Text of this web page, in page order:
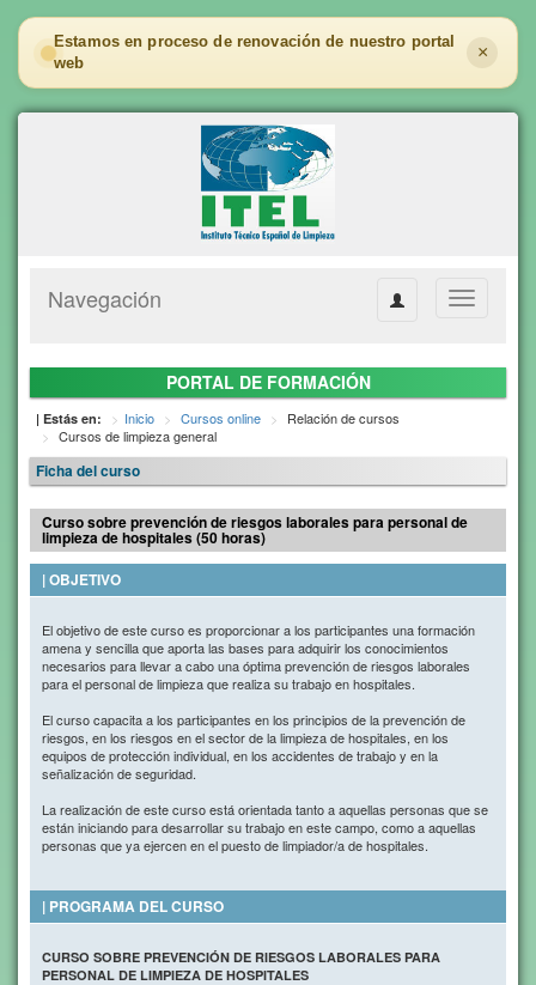
Estamos en proceso de renovación de nuestro portal
web
×
Toggle
Navegación
PORTAL DE FORMACIÓN
| Estás en: Inicio Cursos online
Relación de cursos
Cursos de limpieza general
Ficha del curso
Curso sobre prevención de riesgos laborales para personal de
limpieza de hospitales (50 horas)
| OBJETIVO
El objetivo de este curso es proporcionar a los participantes una formación
amena y sencilla que aporta las bases para adquirir los conocimientos
necesarios para llevar a cabo una óptima prevención de riesgos laborales
para el personal de limpieza que realiza su trabajo en hospitales.
El curso capacita a los participantes en los principios de la prevención de
riesgos, en los riesgos en el sector de la limpieza de hospitales, en los
equipos de protección individual, en los accidentes de trabajo y en la
señalización de seguridad.
La realización de este curso está orientada tanto a aquellas personas que se
están iniciando para desarrollar su trabajo en este campo, como a aquellas
personas que ya ejercen en el puesto de limpiador/a de hospitales.
| PROGRAMA DEL CURSO
CURSO SOBRE PREVENCIÓN DE RIESGOS LABORALES PARA
PERSONAL DE LIMPIEZA DE HOSPITALES